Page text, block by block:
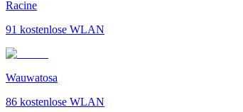
Racine
91 kostenlose WLAN
Wauwatosa
86 kostenlose WLAN